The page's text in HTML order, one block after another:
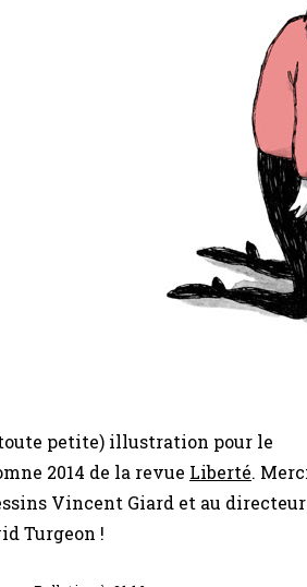
petite) illustration pour le
2014 de la revue Liberté.
Vincent Giard et au directeur
Turgeon !